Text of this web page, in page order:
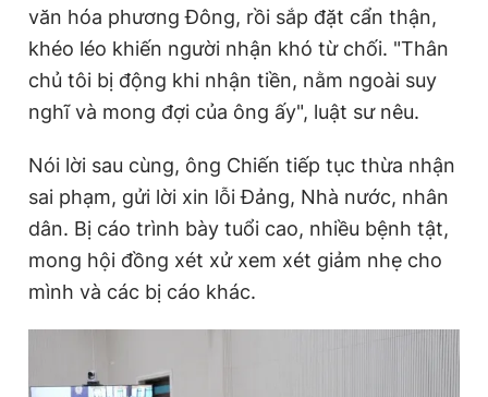
m
e
n
văn hóa phương Đông, rồi sắp đặt cẩn thận,
khéo léo khiến người nhận khó từ chối. "Thân
chủ tôi bị động khi nhận tiền, nằm ngoài suy
nghĩ và mong đợi của ông ấy", luật sư nêu.
Nói lời sau cùng, ông Chiến tiếp tục thừa nhận
sai phạm, gửi lời xin lỗi Đảng, Nhà nước, nhân
dân. Bị cáo trình bày tuổi cao, nhiều bệnh tật,
mong hội đồng xét xử xem xét giảm nhẹ cho
mình và các bị cáo khác.